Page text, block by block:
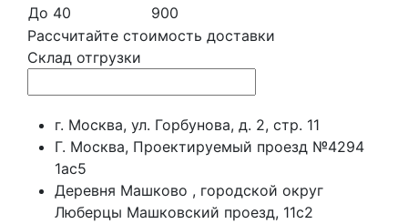
До 40
900
Рассчитайте стоимость доставки
Склад отгрузки
г. Москва, ул. Горбунова, д. 2, стр. 11
Г. Москва, Проектируемый проезд №4294
1ас5
Деревня Машково , городской округ
Люберцы Машковский проезд, 11с2